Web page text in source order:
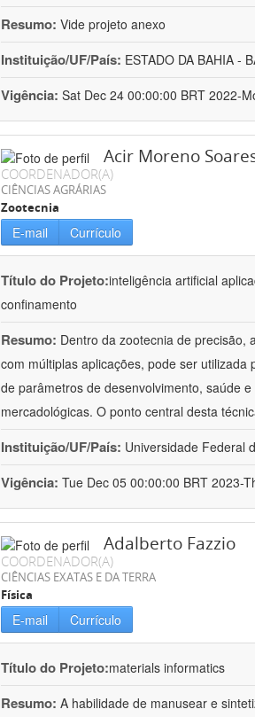
Resumo: Vide projeto anexo
Instituição/UF/País: ESTADO DA BAHIA -
Vigência: Sat Dec 24 00:00:00 BRT 2022-
Acir Moreno
COORDENADOR(A)
CIÊNCIAS AGRÁRIAS
Zootecnia
E-mail Currículo
Título do Projeto:inteligência artificial
confinamento
Resumo: Dentro da zootecnia de precisão,
com múltiplas aplicações, pode ser
de parâmetros de desenvolvimento, saúde
mercadológicas. O ponto central desta
Instituição/UF/País: Universidade Federal
Vigência: Tue Dec 05 00:00:00 BRT 2023-
Adalberto Fazzio
COORDENADOR(A)
CIÊNCIAS EXATAS E DA TERRA
Física
E-mail Currículo
Título do Projeto:materials informatics
Resumo: A habilidade de manusear e